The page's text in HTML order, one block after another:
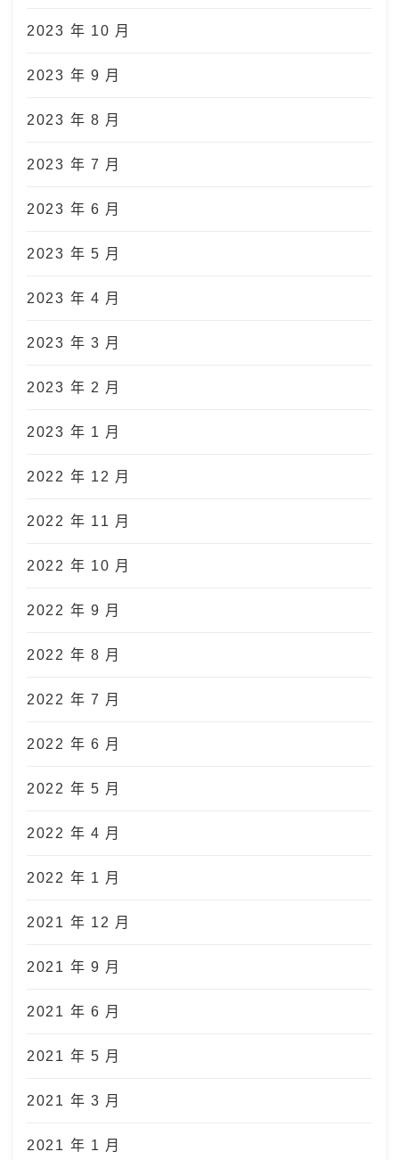
2023 年 10 月
2023 年 9 月
2023 年 8 月
2023 年 7 月
2023 年 6 月
2023 年 5 月
2023 年 4 月
2023 年 3 月
2023 年 2 月
2023 年 1 月
2022 年 12 月
2022 年 11 月
2022 年 10 月
2022 年 9 月
2022 年 8 月
2022 年 7 月
2022 年 6 月
2022 年 5 月
2022 年 4 月
2022 年 1 月
2021 年 12 月
2021 年 9 月
2021 年 6 月
2021 年 5 月
2021 年 3 月
2021 年 1 月